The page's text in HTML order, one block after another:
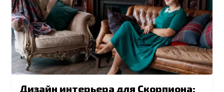
Дизайн интерьера для Скорпиона: